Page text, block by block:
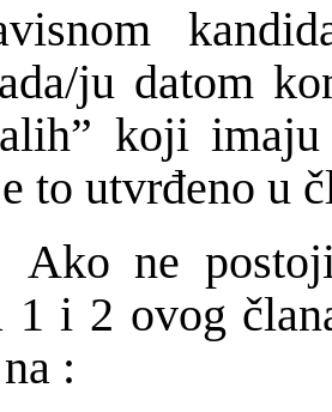
ju datom
koji
to utvrđeno u
ne postoji
1 i 2 ovog
: